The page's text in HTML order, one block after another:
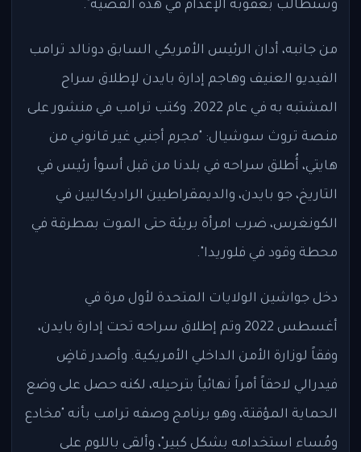
وسنطالب بعقوبة الإعدام في هذه القضية".
من جانبه، أدان الرئيس الأمريكي السابق دونالد ترامب
الفيديو العنيف وهاجم إدارة بايدن لإطلاق سراح
المشتبه به في عام 2022. وكتب ترامب في منشور على
منصة تروث سوشيال: "مجرم أجنبي غير قانوني من
هايتي، أُطلق سراحه في بلدنا من قبل أسوأ رئيس في
التاريخ، جو بايدن، والديمقراطيين الراديكاليين في
الكونغرس، ضرب امرأة بريئة حتى الموت بمطرقة في
محطة وقود في فلوريدا".
دخل جواشين الولايات المتحدة لأول مرة في
أغسطس 2022 وتم إطلاق سراحه تحت إدارة بايدن،
وفقاً لوزارة الأمن الداخلي الأمريكية. وأصدر قاضٍ
فيدرالي لاحقاً أمراً نهائياً بترحيله، لكنه حصل على وضع
الحماية المؤقتة، وهو برنامج وصفه ترامب بأنه "مخادع
ومُساء استخدامه بشكل كبير"، وألقى باللوم على